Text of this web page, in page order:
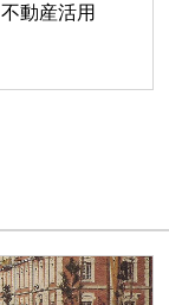
不動産活用